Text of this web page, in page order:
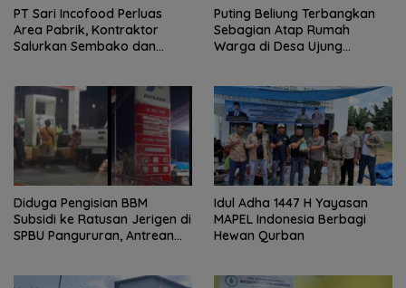
PT Sari Incofood Perluas
Area Pabrik, Kontraktor
Salurkan Sembako dan
Puting Beliung Terbangkan
Sebagian Atap Rumah
Warga di Desa Ujung
Bantuan
Diduga Pengisian BBM
Subsidi ke Ratusan Jerigen di
SPBU Pangururan, Antrean
Idul Adha 1447 H Yayasan
MAPEL Indonesia Berbagi
Hewan Qurban